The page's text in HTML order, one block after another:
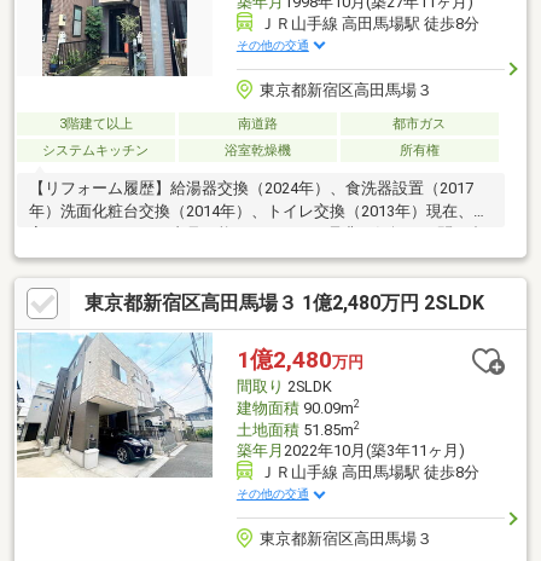
ＪＲ山手線 高田馬場駅 徒歩8分
その他の交通
東京都新宿区高田馬場３
3階建て以上 南道路
都市ガス
システムキッチン
浴室乾燥機 所有権
【リフォーム履歴】給湯器交換（2024年）、食洗器設置（2017
年）洗面化粧台交換（2014年）、トイレ交換（2013年）現在、空
わせください。
東京都新宿区高田馬場３ 1億2,480万円 2SLDK
1億2,480万円
間取り 2SLDK
建物面積90.09m2
土地面積51.85m2
築年月 2022年10月(築3年11ヶ月)
ＪＲ山手線 高田馬場駅 徒歩8分
その他の交通
東京都新宿区高田馬場３